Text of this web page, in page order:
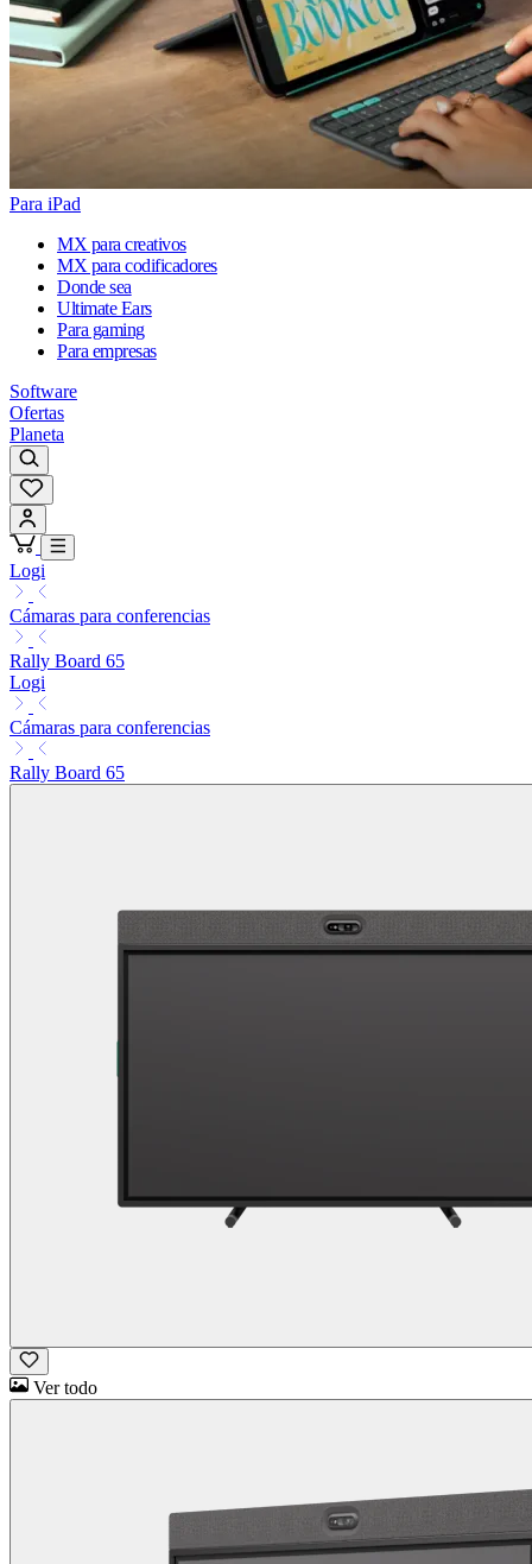
Para iPad
MX para creativos
MX para codificadores
Donde sea
Ultimate Ears
Para gaming
Para empresas
Software
Ofertas
Planeta
Logi
Cámaras para conferencias
Rally Board 65
Logi
Cámaras para conferencias
Rally Board 65
Ver todo